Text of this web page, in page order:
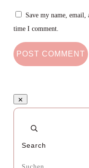
Save my name,
time I comment.
POST COMMENT
Search